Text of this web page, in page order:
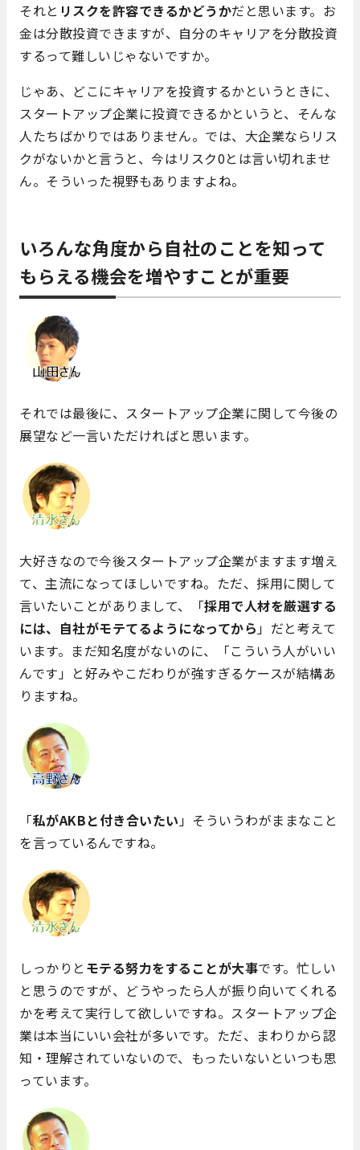
それと リスクを許容できるかどうかだと思います。お
金は分散投資できますが、自分のキャリアを分散投資
するって難しいじゃないですか。
じゃあ、どこにキャリアを投資するかというときに、
スタートアップ企業に投資できるかというと、そんな
人たちばかりではありません。では、大企業ならリス
クがないかと言うと、今はリスク0とは言い切れませ
ん。そういった視野もありますよね。
いろんな角度から自社のことを知って
もらえる機会を増やすことが重要
それでは最後に、スタートアップ企業に関して今後の
展望など一言いただければと思います。
大好きなので今後スタートアップ企業がますます増え
て、主流になってほしいですね。ただ、採用に関して
言いたいことがありまして、「採用で人材を厳選する
には、自社がモテてるようになってから」だと考えて
います。まだ知名度がないのに、「こういう人がいい
んです」と好みやこだわりが強すぎるケースが結構あ
りますね。
「私がAKBと付き合いたい」そういうわがままなこと
を言っているんですね。
しっかりと モテる努力をすることが大事です。忙しい
と思うのですが、どうやったら人が振り向いてくれる
かを考えて実行して欲しいですね。スタートアップ企
業は本当にいい会社が多いです。ただ、まわりから認
知・理解されていないので、もったいないといつも思
っています。